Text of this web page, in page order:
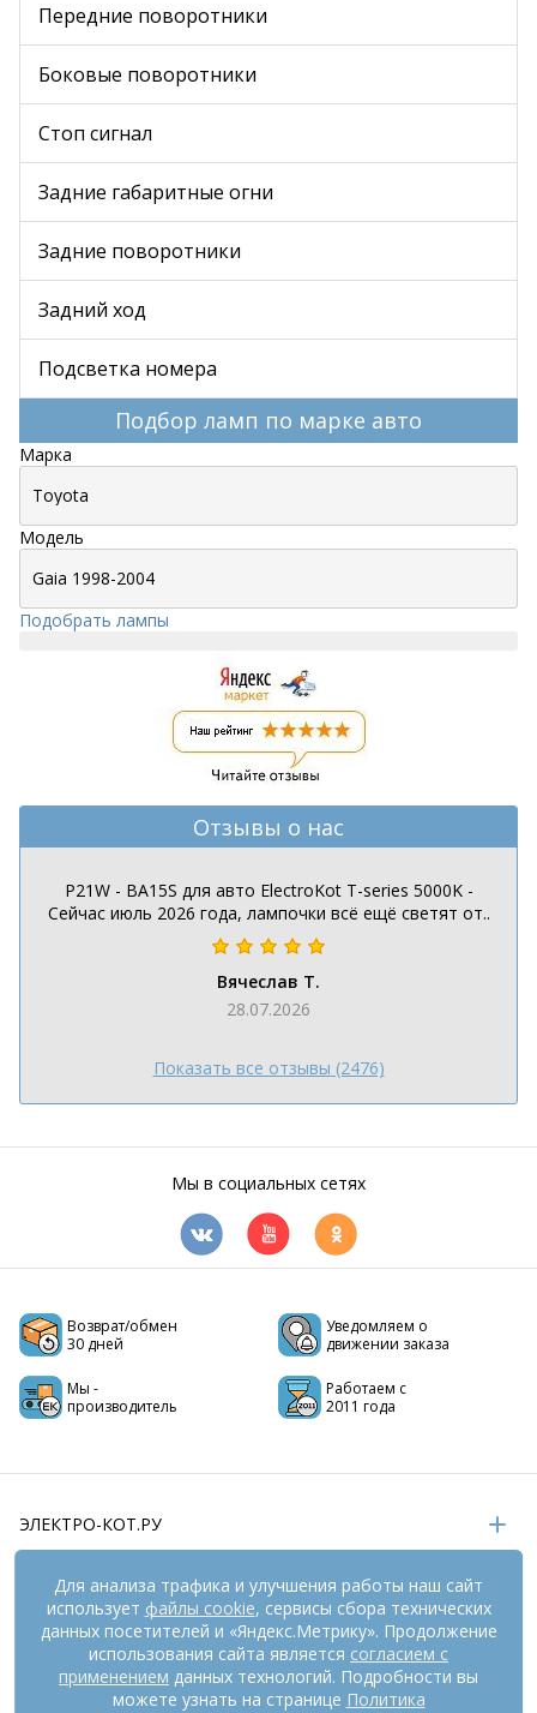
Передние поворотники
Боковые поворотники
Стоп сигнал
Задние габаритные огни
Задние поворотники
Задний ход
Подсветка номера
Подбор ламп по марке авто
Марка
Модель
Подобрать лампы
Отзывы о нас
P21W - BA15S для авто ElectroKot T-series 5000K -
Сейчас июль 2026 года, лампочки всё ещё светят от..
Вячеслав Т.
28.07.2026
Показать все отзывы (2476)
Мы в социальных сетях
Возврат/обмен
30 дней
Уведомляем о
движении заказа
Мы -
производитель
Работаем с
2011 года
ЭЛЕКТРО-КОТ.РУ
ИНФОРМАЦИЯ
РЕКВИЗИТЫ
На информационном ресурсе применяются
Для анализа трафика и улучшения работы наш сайт
использует файлы cookie, сервисы сбора технических
данных посетителей и «Яндекс.Метрику». Продолжение
использования сайта является согласием с
применением данных технологий. Подробности вы
можете узнать на странице Политика